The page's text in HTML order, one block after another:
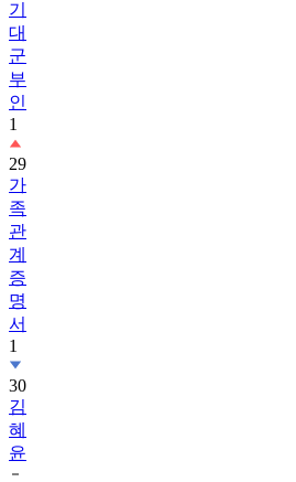
기
대
군
부
인
1
29
가
족
관
계
증
명
서
1
30
김
혜
윤